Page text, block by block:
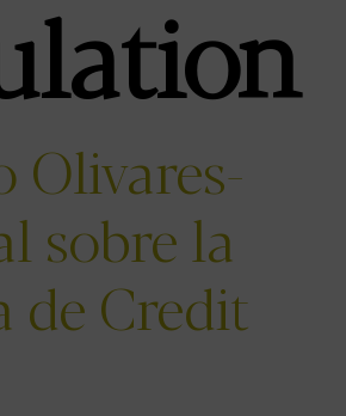
Olivares-
sobre la
de Credit